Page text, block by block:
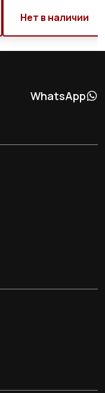
Нет в наличии
WhatsApp